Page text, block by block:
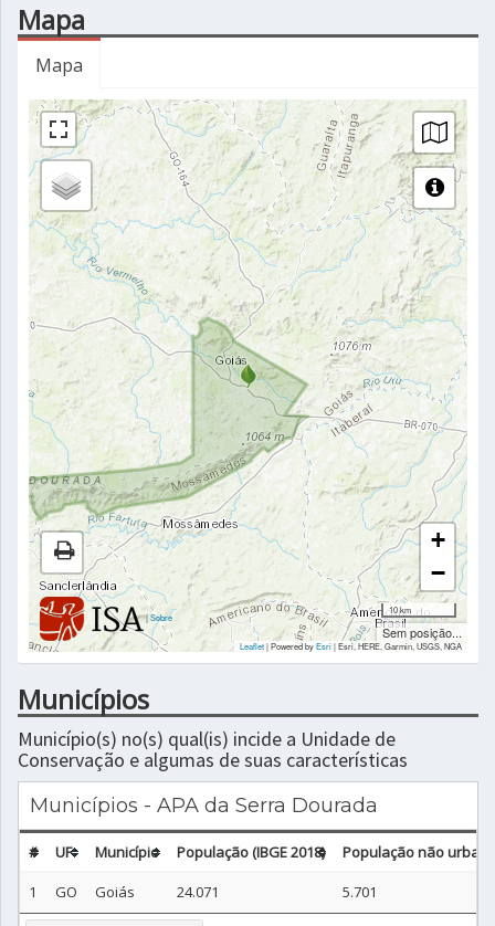
Mapa
Mapa
|Sobre
+
−
10 km
Sem posição...
Leaflet| Powered byEsri|Esri, HERE, Garmin, USGS, NGA
Municípios
Município(s) no(s) qual(is) incide a Unidade de
Conservação e algumas de suas características
Municípios - APA da Serra Dourada
# UF Município População (IBGE 2018)
População não urbana
1
GO Goiás 24.071 5.701